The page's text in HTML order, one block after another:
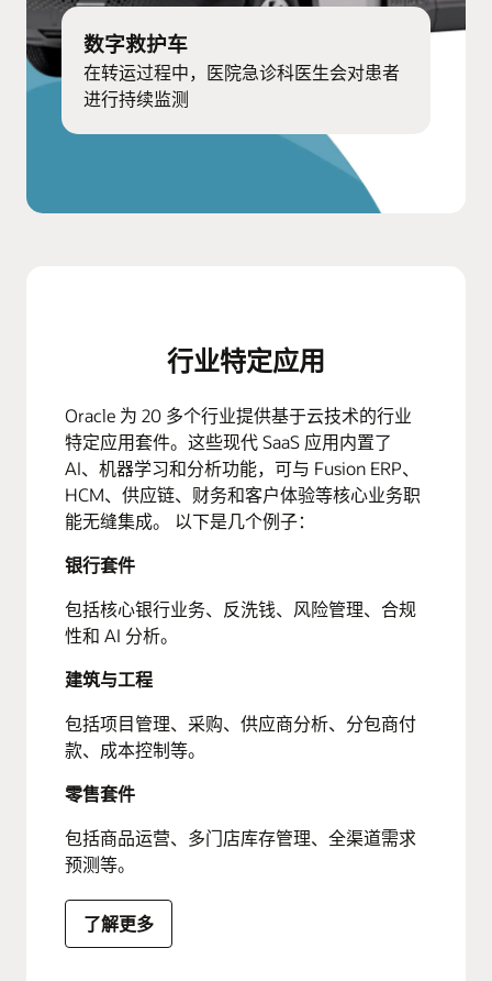
数字救护车
在转运过程中，医院急诊科医生会对患者
进行持续监测
行业特定应用
Oracle 为 20 多个行业提供基于云技术的行业
特定应用套件。这些现代 SaaS 应用内置了
AI、机器学习和分析功能，可与 Fusion ERP、
HCM、供应链、财务和客户体验等核心业务职
能无缝集成。 以下是几个例子：
银行套件
包括核心银行业务、反洗钱、风险管理、合规
性和 AI 分析。
建筑与工程
包括项目管理、采购、供应商分析、分包商付
款、成本控制等。
零售套件
包括商品运营、多门店库存管理、全渠道需求
预测等。
了解更多